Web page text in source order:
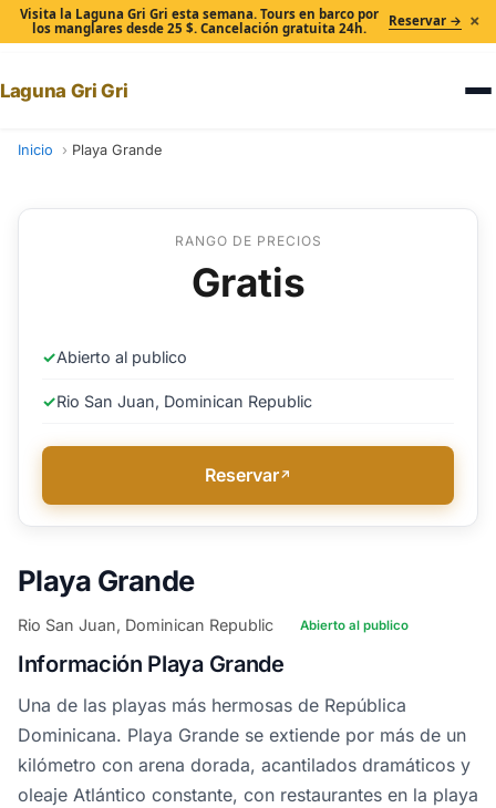
Visita la Laguna Gri Gri esta semana. Tours en barco por
los manglares desde 25 $. Cancelación gratuita 24h.
Reservar → ×
Laguna Gri Gri
Inicio Playa Grande
Playa Grande
Rio San Juan, Dominican Republic Abierto al publico
Información Playa Grande
Una de las playas más hermosas de República
Dominicana. Playa Grande se extiende por más de un
kilómetro con arena dorada, acantilados dramáticos y
oleaje Atlántico constante, con restaurantes en la playa
RANGO DE PRECIOS
Gratis
✓Abierto al publico
✓Rio San Juan, Dominican Republic
Reservar↗